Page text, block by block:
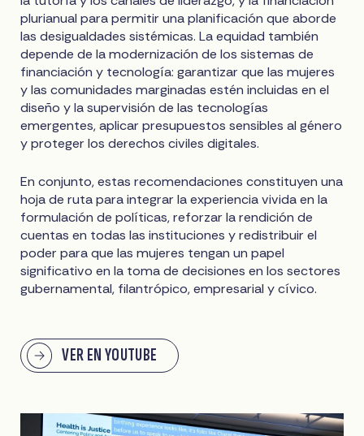
plurianual para permitir una planificación que aborde
las desigualdades sistémicas. La equidad también
depende de la modernización de los sistemas de
financiación y tecnología: garantizar que las mujeres
y las comunidades marginadas estén incluidas en el
diseño y la supervisión de las tecnologías
emergentes, aplicar presupuestos sensibles al género
y proteger los derechos civiles digitales.
En conjunto, estas recomendaciones constituyen una
hoja de ruta para integrar la experiencia vivida en la
formulación de políticas, reforzar la rendición de
cuentas en todas las instituciones y redistribuir el
poder para que las mujeres tengan un papel
significativo en la toma de decisiones en los sectores
gubernamental, filantrópico, empresarial y cívico.
VER EN YOUTUBE